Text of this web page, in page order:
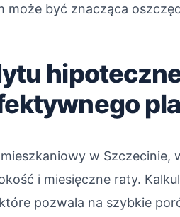
może być znacząca
w
i miesięczne raty.
pozwala na szybkie